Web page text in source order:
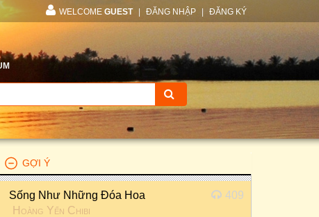
WELCOME GUEST ĐĂNG NHẬP ĐĂNG KÝ
GỢI Ý
Sống Như Những Đóa Hoa
Hoàng Yến Chibi
409